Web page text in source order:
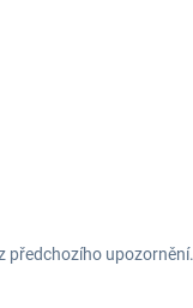
předchozího upozornění.